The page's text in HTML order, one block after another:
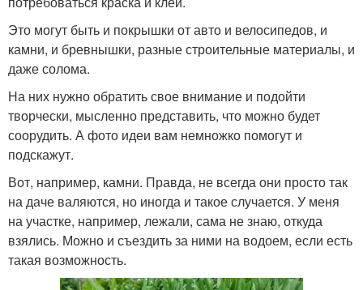
Это могут быть и покрышки от авто и велосипедов, и
камни, и бревнышки, разные строительные материалы, и
даже солома.
На них нужно обратить свое внимание и подойти
творчески, мысленно представить, что можно будет
соорудить. А фото идеи вам немножко помогут и
подскажут.
Вот, например, камни. Правда, не всегда они просто так
на даче валяются, но иногда и такое случается. У меня
на участке, например, лежали, сама не знаю, откуда
взялись. Можно и съездить за ними на водоем, если есть
такая возможность.